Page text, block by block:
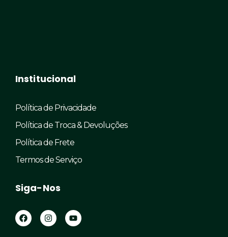
Institucional
Política de Privacidade
Política de Troca & Devoluções
Política de Frete
Termos de Serviço
Siga-Nos
F
a
I
n
Y
o